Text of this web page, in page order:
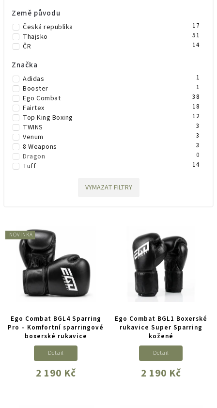
Země původu
Česká republika 17
Thajsko 51
ČR 14
Značka
Adidas 1
Booster 1
Ego Combat 38
Fairtex 18
Top King Boxing 12
TWINS 3
Venum 3
8 Weapons 3
Dragon 0
Tuff 14
VYMAZAT FILTRY
NOVINKA
Ego Combat BGL4 Sparring
Pro – Komfortní sparringové
boxerské rukavice
2 190 Kč
Detail
Ego Combat BGL1 Boxerské
rukavice Super Sparring
kožené
2 190 Kč
Detail